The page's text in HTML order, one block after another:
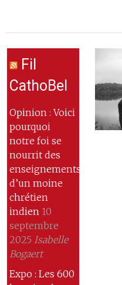
Fil
CathoBel
Opinion : Voici
pourquoi
notre foi se
nourrit des
enseignements
d’un moine
chrétien
indien 10
septembre
2025 Isabelle
Bogaert
Expo : Les 600